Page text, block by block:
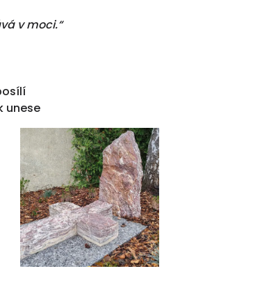
v moci.“
unese